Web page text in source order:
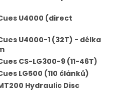
U4000 (direct
U4000-1 (32T) - délka
CS-LG300-9 (11-46T)
LG500 (110 článků)
Hydraulic Disc